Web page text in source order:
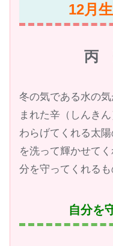
12月
丙
冬の気である水の
まれた辛（しんき
わらげてくれる太
を洗って輝かせて
分を守ってくれるも
自分を